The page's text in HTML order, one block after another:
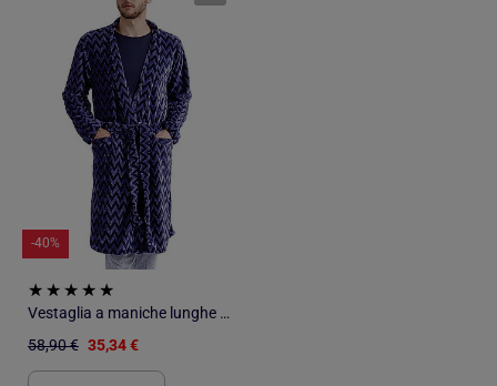
-40%
Vestaglia a maniche lunghe da uomo ADMAS CLASSIC Navy Arrows
58,90 € 35,34 €